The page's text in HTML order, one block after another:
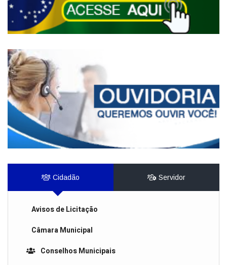
Cidadão Servidor
Avisos de Licitação
Câmara Municipal
Conselhos Municipais